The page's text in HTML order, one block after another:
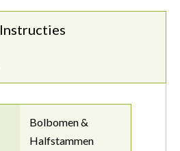
Instructies
Bolbomen &
Halfstammen